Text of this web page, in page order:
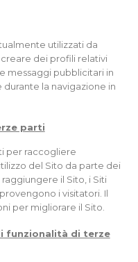
utilizzati da
dei profili relativi
messaggi pubblicitari in
la navigazione in
parti
per raccogliere
del Sito da parte dei
il Sito, i Siti
i visitatori. Il
per migliorare il Sito.
funzionalità di terze